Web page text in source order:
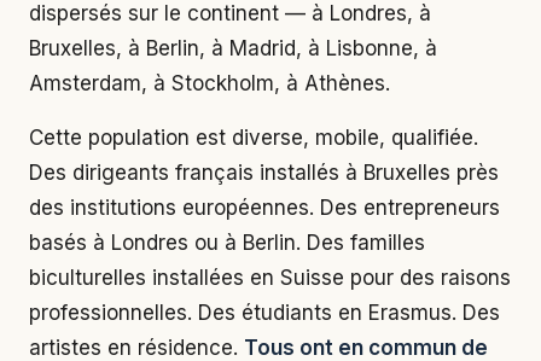
dispersés sur le continent — à Londres, à
Bruxelles, à Berlin, à Madrid, à Lisbonne, à
Amsterdam, à Stockholm, à Athènes.
Cette population est diverse, mobile, qualifiée.
Des dirigeants français installés à Bruxelles près
des institutions européennes. Des entrepreneurs
basés à Londres ou à Berlin. Des familles
biculturelles installées en Suisse pour des raisons
professionnelles. Des étudiants en Erasmus. Des
artistes en résidence. Tous ont en commun de